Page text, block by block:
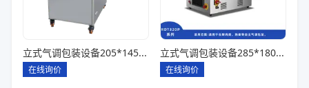
立式气调包装设备205*145*85一出四
在线询价
立式气调包装设备285*180*80一出一
在线询价